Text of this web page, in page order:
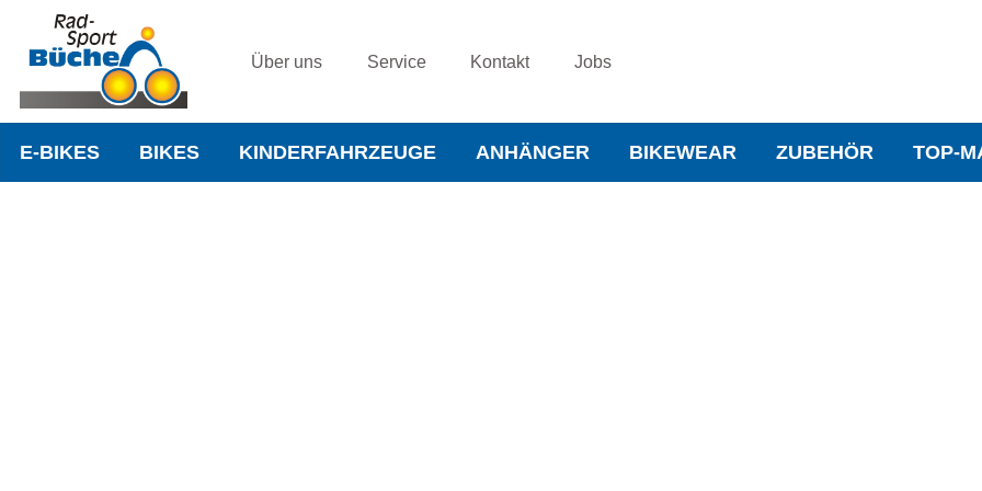
Über uns Service Kontakt Jobs
E-BIKES BIKES KINDERFAHRZEUGE ANHÄNGER BIKEWEAR ZUBEHÖR TOP-